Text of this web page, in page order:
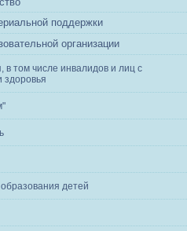
поддержки
организации
том числе инвалидов и лиц с
здоровья
детей